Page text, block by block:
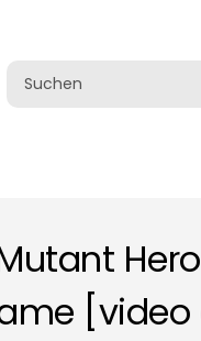
Ankauf